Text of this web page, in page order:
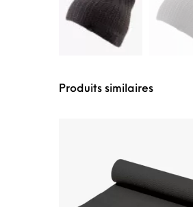
Produits similaires